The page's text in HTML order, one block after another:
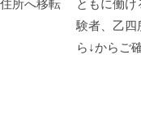
験者、乙四
ら↓からご